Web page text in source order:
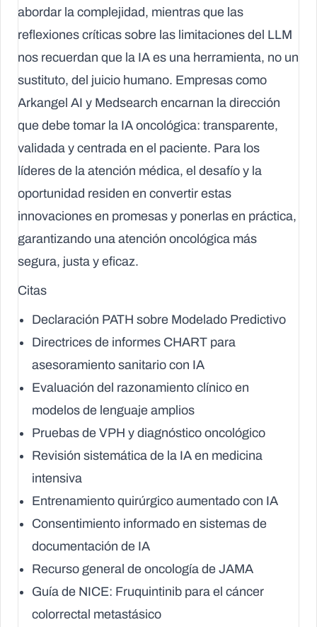
abordar la complejidad, mientras que las
reflexiones críticas sobre las limitaciones del LLM
nos recuerdan que la IA es una herramienta, no un
sustituto, del juicio humano. Empresas como
Arkangel AI y Medsearch encarnan la dirección
que debe tomar la IA oncológica: transparente,
validada y centrada en el paciente. Para los
líderes de la atención médica, el desafío y la
oportunidad residen en convertir estas
innovaciones en promesas y ponerlas en práctica,
garantizando una atención oncológica más
segura, justa y eficaz.
Citas
Declaración PATH sobre Modelado Predictivo
Directrices de informes CHART para
asesoramiento sanitario con IA
Evaluación del razonamiento clínico en
modelos de lenguaje amplios
Pruebas de VPH y diagnóstico oncológico
Revisión sistemática de la IA en medicina
intensiva
Entrenamiento quirúrgico aumentado con IA
Consentimiento informado en sistemas de
documentación de IA
Recurso general de oncología de JAMA
Guía de NICE: Fruquintinib para el cáncer
colorrectal metastásico